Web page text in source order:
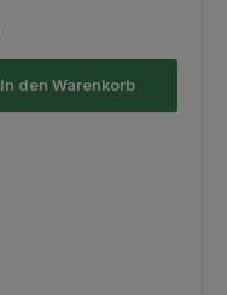
In den Warenkorb